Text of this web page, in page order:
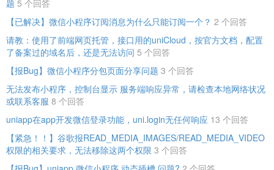
题 5 个回答
【已解决】微信小程序订阅消息为什么只能订阅一个？ 2 个回答
请教：使用了前端网页托管，接口用的uniCloud，按官方文档，配置
了备案过的域名后，还是无法访问 5 个回答
【报Bug】微信小程序分包页面分享问题 3 个回答
无法发布小程序，控制台显示 服务端响应异常，请检查本地网络状况
或联系客服 8 个回答
uniapp在app开发微信登录功能，uni.login无任何响应 13 个回答
【紧急！！】谷歌报READ_MEDIA_IMAGES/READ_MEDIA_VIDEO
权限的相关要求，无法移除这两个权限 3 个回答